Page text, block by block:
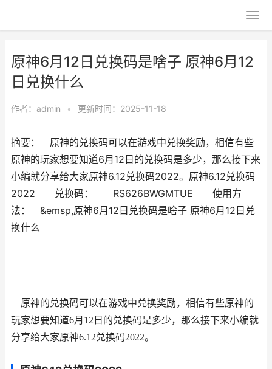
原神6月12日兑换码是啥子 原神6月12
日兑换什么
作者： admin • 更新时间：2025-11-18
摘要： 原神的兑换码可以在游戏中兑换奖励，相信有些
原神的玩家想要知道6月12日的兑换码是多少，那么接下来
小编就分享给大家原神6.12兑换码2022。原神6.12兑换码
2022 兑换码： RS626BWGMTUE 使用方
法： &emsp,原神6月12日兑换码是啥子 原神6月12日兑
换什么
原神的兑换码可以在游戏中兑换奖励，相信有些原神的
玩家想要知道6月12日的兑换码是多少，那么接下来小编就
分享给大家原神6.12兑换码2022。